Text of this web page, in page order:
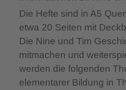
Die Hefte sind in A5
etwa 20 Seiten mit
Die Nine und Tim
mitmachen und
werden die folgenden
elementarer Bildung in